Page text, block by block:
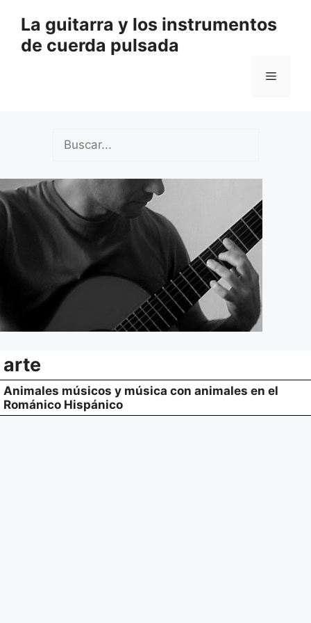
contenido
La guitarra y los instrumentos
de cuerda pulsada
Menú
arte
Animales músicos y música con animales en el
Románico Hispánico